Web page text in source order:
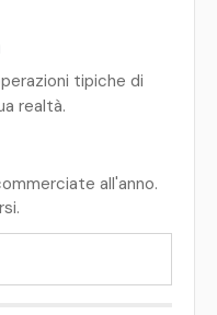
tipiche di
realtà.
all'anno.